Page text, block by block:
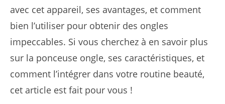
avec cet appareil, ses avantages, et comment
bien l’utiliser pour obtenir des ongles
impeccables. Si vous cherchez à en savoir plus
sur la ponceuse ongle, ses caractéristiques, et
comment l’intégrer dans votre routine beauté,
cet article est fait pour vous !